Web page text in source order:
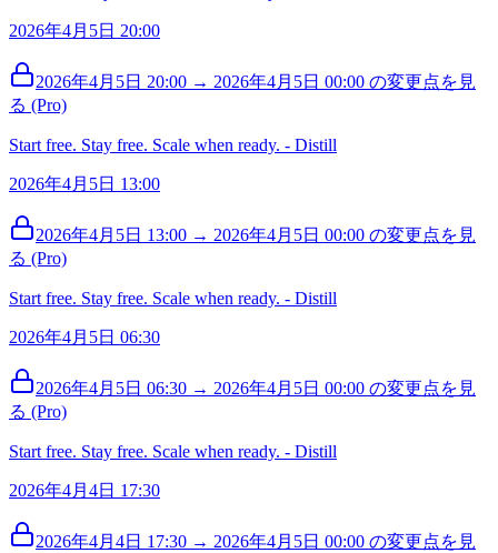
2026年4月5日 20:00
2026年4月5日 20:00 → 2026年4月5日 00:00 の変更点を見
る (Pro)
Start free. Stay free. Scale when ready. - Distill
2026年4月5日 13:00
2026年4月5日 13:00 → 2026年4月5日 00:00 の変更点を見
る (Pro)
Start free. Stay free. Scale when ready. - Distill
2026年4月5日 06:30
2026年4月5日 06:30 → 2026年4月5日 00:00 の変更点を見
る (Pro)
Start free. Stay free. Scale when ready. - Distill
2026年4月4日 17:30
2026年4月4日 17:30 → 2026年4月5日 00:00 の変更点を見